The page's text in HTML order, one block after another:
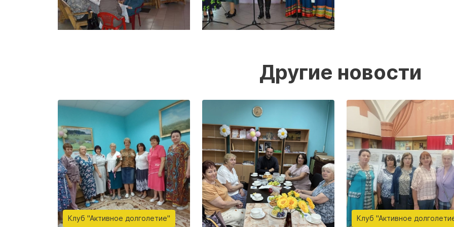
Другие новости
Клуб "Активное долголетие" Клуб "Активное